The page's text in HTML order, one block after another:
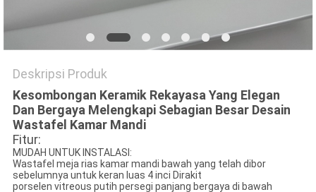
Deskripsi Produk
Kesombongan Keramik Rekayasa Yang Elegan
Dan Bergaya Melengkapi Sebagian Besar Desain
Wastafel Kamar Mandi
Fitur:
MUDAH UNTUK INSTALASI:
Wastafel meja rias kamar mandi bawah yang telah dibor
sebelumnya untuk keran luas 4 inci Dirakit
porselen vitreous putih persegi panjang bergaya di bawah